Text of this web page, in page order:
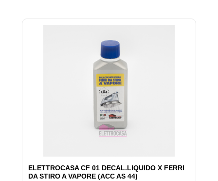
ELETTROCASA CF 01 DECAL.LIQUIDO X FERRI
DA STIRO A VAPORE (ACC AS 44)